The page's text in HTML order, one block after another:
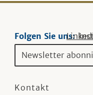
Folgen Sie uns:
Newsletter
Kontakt